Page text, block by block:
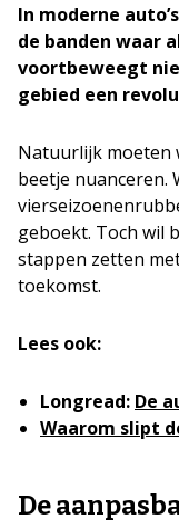
In moderne
de banden waar
voortbeweegt
gebied een
Natuurlijk moeten
beetje nuanceren.
geboekt. Toch wil
stappen zetten
toekomst.
Lees ook:
Longread: De
Waarom slipt
De